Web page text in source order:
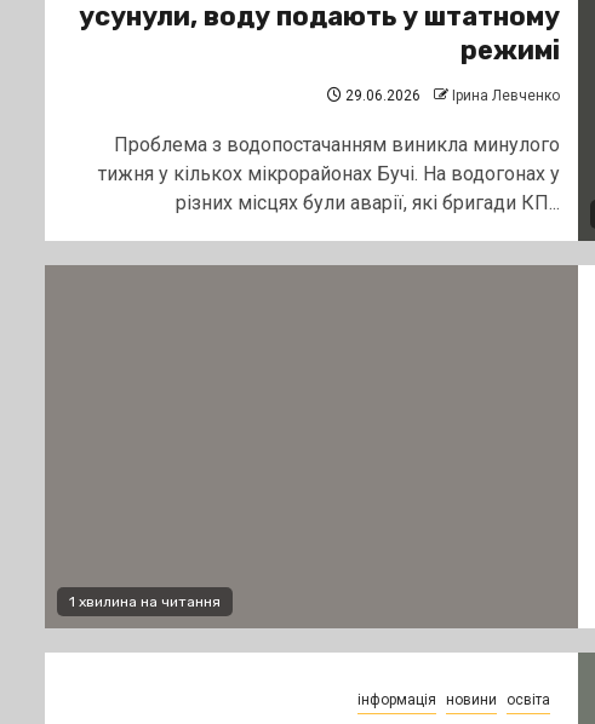
усунули, воду подають у штатному
режимі
29.06.2026 Ірина Левченко
Проблема з водопостачанням виникла минулого
тижня у кількох мікрорайонах Бучі. На водогонах у
різних місцях були аварії, які бригади КП...
1 хвилина на читання
інформація новини освіта